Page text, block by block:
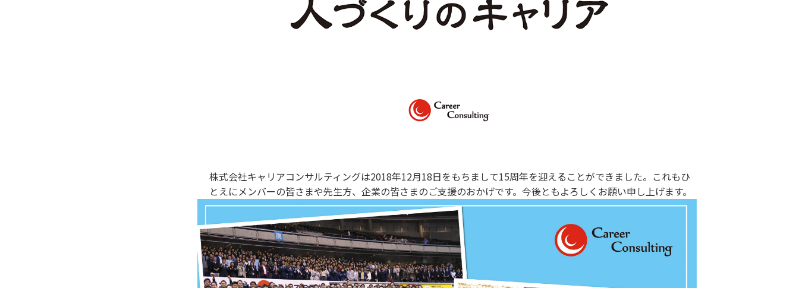
株式会社キャリアコンサルティングは2018年12月18日をもちまして15周年を迎えることができました。これもひ
とえにメンバーの皆さまや先生方、企業の皆さまのご支援のおかげです。今後ともよろしくお願い申し上げます。